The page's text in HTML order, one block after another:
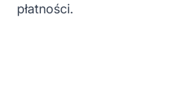
płatności.